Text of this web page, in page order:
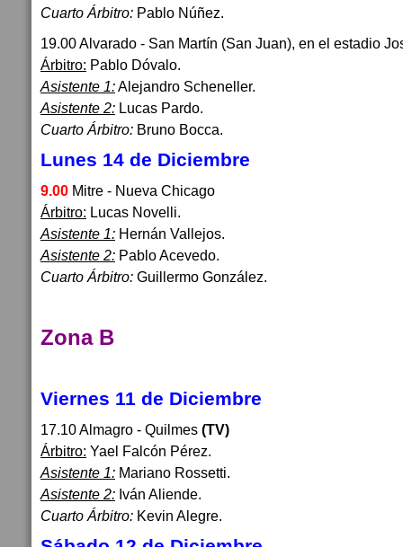
Cuarto Árbitro: Pablo Núñez.
19.00 Alvarado - San Martín (San Juan), en el estadio
Árbitro: Pablo Dóvalo.
Asistente 1:Alejandro Scheneller.
Asistente 2: Lucas Pardo.
Cuarto Árbitro: Bruno Bocca.
Lunes 14 de Diciembre
9.00 Mitre - Nueva Chicago
Árbitro: Lucas Novelli.
Asistente 1: Hernán Vallejos.
Asistente 2: Pablo Acevedo.
Cuarto Árbitro: Guillermo González.
Zona B
Viernes 11 de Diciembre
17.10 Almagro - Quilmes (TV)
Árbitro: Yael Falcón Pérez.
Asistente 1: Mariano Rossetti.
Asistente 2: Iván Aliende.
Cuarto Árbitro: Kevin Alegre.